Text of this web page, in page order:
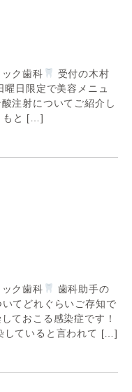
ク歯科
受付の木村
日限定で美容メニュ
注射についてご紹介し
もと […]
ク歯科
歯科助手の
てどれぐらいご存知で
ておこる感染症です！
していると言われて […]